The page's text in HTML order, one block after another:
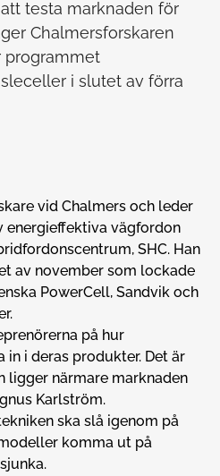
testa marknaden för
Chalmersforskaren
programmet
i slutet av förra
vid Chalmers och leder
energieffektiva vägfordon
SHC. Han
av november som lockade
PowerCell, Sandvik och
på hur
i deras produkter. Det är
ligger närmare marknaden
Karlström.
ska slå igenom på
komma ut på